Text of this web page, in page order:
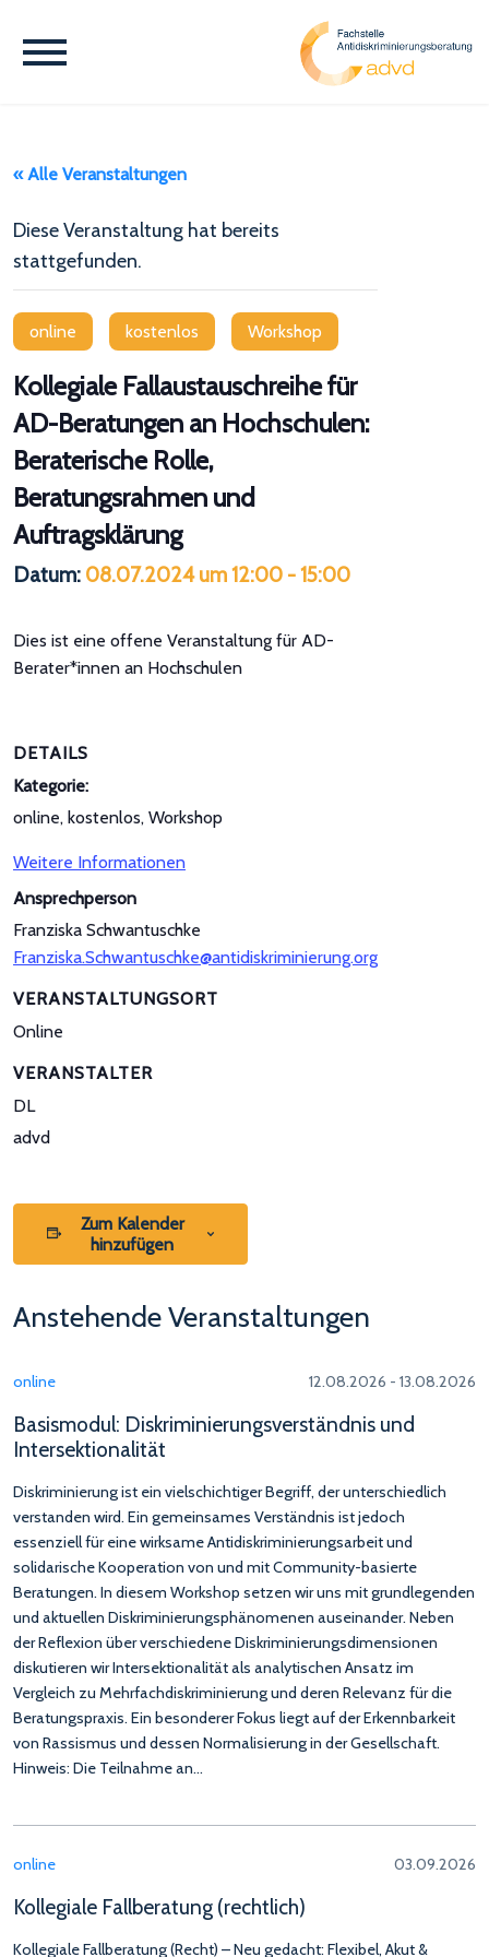
« Alle Veranstaltungen
Diese Veranstaltung hat bereits
stattgefunden.
online kostenlos Workshop
Kollegiale Fallaustauschreihe für
AD-Beratungen an Hochschulen:
Beraterische Rolle,
Beratungsrahmen und
Auftragsklärung
Datum: 08.07.2024 um 12:00 -15:00
Dies ist eine offene Veranstaltung für AD-
Berater*innen an Hochschulen
DETAILS
Kategorie:
online, kostenlos, Workshop
Weitere Informationen
Ansprechperson
Franziska Schwantuschke
Franziska.Schwantuschke@antidiskriminierung.org
VERANSTALTUNGSORT
Online
VERANSTALTER
DL
advd
Zum Kalender
hinzufügen
Anstehende Veranstaltungen
online 12.08.2026 - 13.08.2026
Basismodul: Diskriminierungsverständnis und
Intersektionalität
Diskriminierung ist ein vielschichtiger Begriff, der unterschiedlich
verstanden wird. Ein gemeinsames Verständnis ist jedoch
essenziell für eine wirksame Antidiskriminierungsarbeit und
solidarische Kooperation von und mit Community-basierte
Beratungen. In diesem Workshop setzen wir uns mit grundlegenden
und aktuellen Diskriminierungsphänomenen auseinander. Neben
der Reflexion über verschiedene Diskriminierungsdimensionen
diskutieren wir Intersektionalität als analytischen Ansatz im
Vergleich zu Mehrfachdiskriminierung und deren Relevanz für die
Beratungspraxis. Ein besonderer Fokus liegt auf der Erkennbarkeit
von Rassismus und dessen Normalisierung in der Gesellschaft.
Hinweis: Die Teilnahme an…
online 03.09.2026
Kollegiale Fallberatung (rechtlich)
Kollegiale Fallberatung (Recht) – Neu gedacht: Flexibel, Akut &